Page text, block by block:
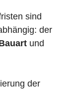
sind
der
und
der